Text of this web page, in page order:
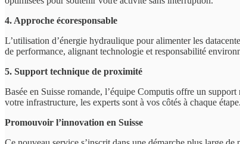
4. Approche écoresponsable
L’utilisation d’énergie hydraulique pour alimenter les
de performance, alignant technologie et responsabilité
5. Support technique de proximité
Basée en Suisse romande, l’équipe Computis offre un
votre infrastructure, les experts sont à vos côtés à chaque étape.
Promouvoir l’innovation en Suisse